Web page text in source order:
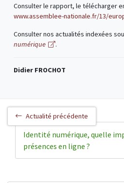
Consulter le rapport, le télécharger
www.assemblee-nationale.fr/13/
Consulter nos actualités indexées
numérique
.
Didier FROCHOT
Actualité précédente
Identité numérique, quelle
présences en ligne ?